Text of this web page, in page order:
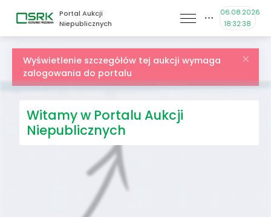
Portal Aukcji
Niepublicznych
06.08.2026
18:32:38
Wyświetlenie szczegółów tej aukcji wymaga
zalogowania do portalu
Witamy w Portalu Aukcji
Niepublicznych